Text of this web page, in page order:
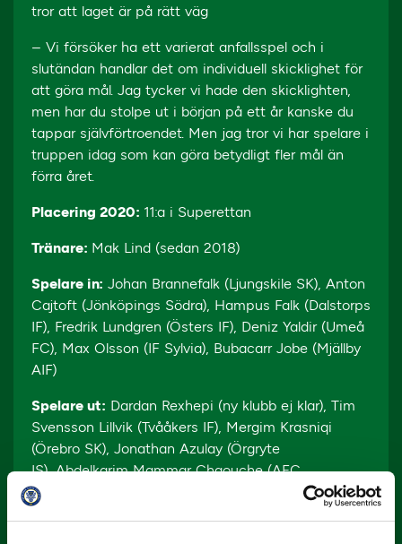
tror att laget är på rätt väg
– Vi försöker ha ett varierat anfallsspel och i
slutändan handlar det om individuell skicklighet för
att göra mål. Jag tycker vi hade den skicklighten,
men har du stolpe ut i början på ett år kanske du
tappar självförtroendet. Men jag tror vi har spelare i
truppen idag som kan göra betydligt fler mål än
förra året.
Placering 2020: 11:a i Superettan
Tränare: Mak Lind (sedan 2018)
Spelare in: Johan Brannefalk (Ljungskile SK), Anton
Cajtoft (Jönköpings Södra), Hampus Falk (Dalstorps
IF), Fredrik Lundgren (Östers IF), Deniz Yaldir (Umeå
FC), Max Olsson (IF Sylvia), Bubacarr Jobe (Mjällby
AIF)
Spelare ut: Dardan Rexhepi (ny klubb ej klar), Tim
Svensson Lillvik (Tvååkers IF), Mergim Krasniqi
(Örebro SK), Jonathan Azulay (Örgryte
IS), Abdelkarim Mammar Chaouche (AFC
Eskilstuna), Abdelrahman Saidi (Degerfors IF),
Ezequiel Montagna (Dalkurd FF), Oke Akpoveta (Al-